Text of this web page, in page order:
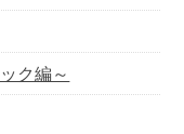
ク編～